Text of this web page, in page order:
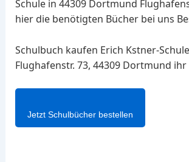
Schule in 44309 Dortmund
hier die benötigten Bücher bei uns
Schulbuch kaufen Erich Kstner-Schule
Flughafenstr. 73, 44309 Dortmund
Jetzt Schulbücher bestellen